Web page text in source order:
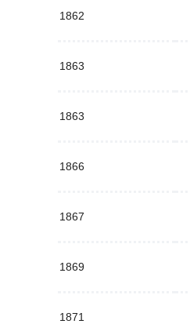
1862
1863
1863
1866
1867
1869
1871